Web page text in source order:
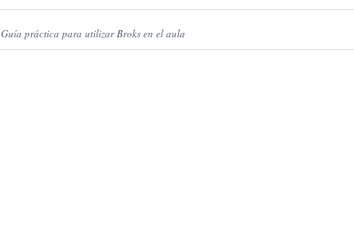
Guía práctica para utilizar Broks en el aula